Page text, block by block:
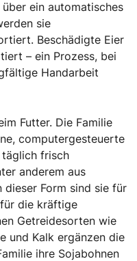
ein automatisches
sie
Beschädigte Eier
– ein Prozess, bei
Handarbeit
Futter. Die Familie
computergesteuerte
frisch
anderem aus
dieser Form sind sie für
die kräftige
Getreidesorten wie
und Kalk ergänzen die
ihre Sojabohnen